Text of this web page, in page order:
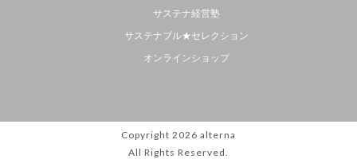
サステナ経営塾
サステナブル★セレクション
オンラインショップ
Copyright 2026 alterna
All Rights Reserved.